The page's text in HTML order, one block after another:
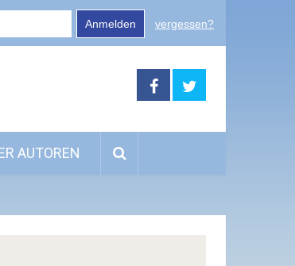
Anmelden vergessen?
AUTOREN